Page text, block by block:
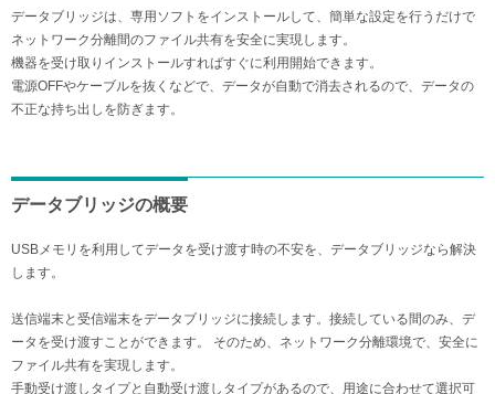
データブリッジは、専用ソフトをインストールして、簡単な設定を行うだけで
ネットワーク分離間のファイル共有を安全に実現します。
機器を受け取りインストールすればすぐに利用開始できます。
電源OFFやケーブルを抜くなどで、データが自動で消去されるので、データの
不正な持ち出しを防ぎます。
データブリッジの概要
USBメモリを利用してデータを受け渡す時の不安を、データブリッジなら解決
します。
送信端末と受信端末をデータブリッジに接続します。接続している間のみ、デ
ータを受け渡すことができます。 そのため、ネットワーク分離環境で、安全に
ファイル共有を実現します。
手動受け渡しタイプと自動受け渡しタイプがあるので、用途に合わせて選択可